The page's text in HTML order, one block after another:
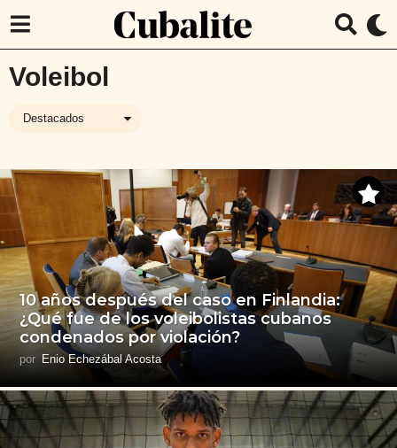
Voleibol
Destacados
10 años después del caso en Finlandia:
¿Qué fue de los voleibolistas cubanos
condenados por violación?
por Enio Echezábal Acosta